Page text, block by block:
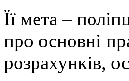
Її мета –
про основні
розрахунків,